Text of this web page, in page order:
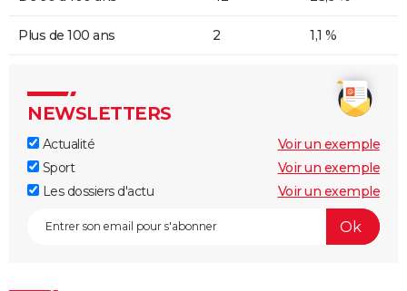
Plus de 100 ans 2 1,1 %
NEWSLETTERS
Actualité
Voir un exemple
Sport
Voir un exemple
Les dossiers d'actu
Voir un exemple